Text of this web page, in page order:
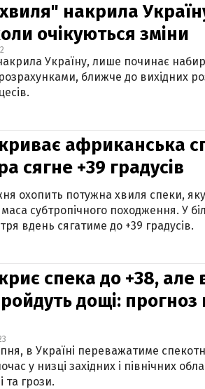
накрила
очікуються зміни
Україну, лише починає
ближче до вихідних
африканська
сягне +39 градусів
охопить потужна хвиля спеки,
субтропічного походження. У
вдень сягатиме до +39 градусів.
спека до +38, але
дощі: прогноз
в Україні переважатиме
у низці західних і північних
та грози.